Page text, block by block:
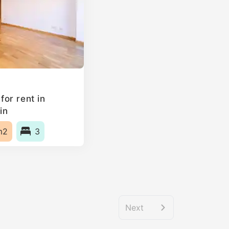
rent in
3
Next